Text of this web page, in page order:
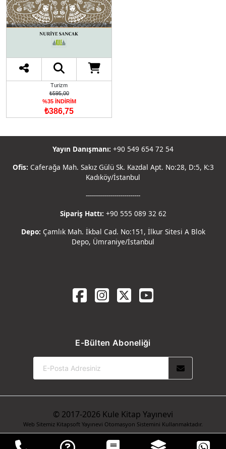
Turizm
₺595,00
%35 İNDİRİM
₺386,75
Yayın Danışmanı: +90 549 654 72 54
Ofis: Caferağa Mah. Sakız Gülü Sk. Kazdal Apt. No:28, D:5, K:3
Kadıköy/İstanbul
---------------------------
Sipariş Hattı: +90 555 089 32 62
Depo: Çamlık Mah. İkbal Cad. No:151, İlkur Sitesi A Blok
Depo, Ümraniye/İstanbul
E-Bülten Aboneliği
© 2017-2026 Kule Kitap Yayınevi
Web Sitemiz Kitapsoft Yayınevi Otomasyon Sistemini Kullanmaktadır.